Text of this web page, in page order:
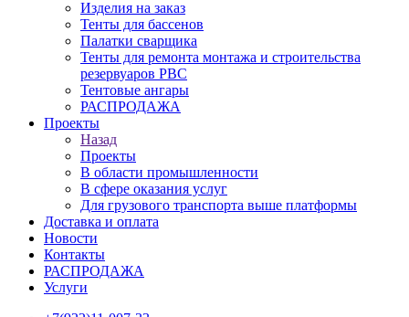
Изделия на заказ
Тенты для бассенов
Палатки сварщика
Тенты для ремонта монтажа и строительства
резервуаров РВС
Тентовые ангары
РАСПРОДАЖА
Проекты
Назад
Проекты
В области промышленности
В сфере оказания услуг
Для грузового транспорта выше платформы
Доставка и оплата
Новости
Контакты
РАСПРОДАЖА
Услуги